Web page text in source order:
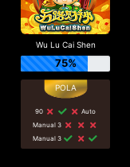
Wu Lu Cai Shen
75%
90
Auto
Manual 3
Manual 3